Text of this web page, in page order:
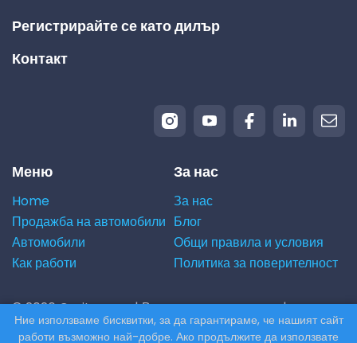
Регистрирайте се като дилър
Контакт
Меню
Home
Продажба на автомобили
Автомобили
Как работи
За нас
За нас
Блог
Общи правила и условия
Политика за поверителност
© 2026 Carito.com. | Всички права запазени |
Купуваме вашия автомобил на най-добрата цена! |
Ние използваме бисквитки, за да гарантираме, че нашият сайт
работи възможно най-добре. Ако продължите да използвате